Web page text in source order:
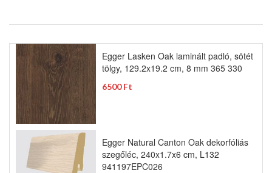
Egger Lasken Oak laminált padló, sötét
tölgy, 129.2x19.2 cm, 8 mm 365 330
6500 Ft
Egger Natural Canton Oak dekorfóliás
szegőléc, 240x1.7x6 cm, L132
941197EPC026